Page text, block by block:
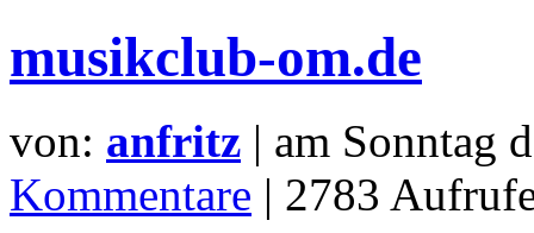
musikclub-om.de
von: anfritz | am Sonntag
Kommentare | 2783